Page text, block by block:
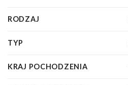
RODZAJ
TYP
KRAJ POCHODZENIA